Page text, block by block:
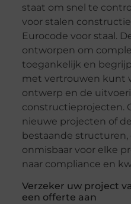
staat om snel te
voor stalen
Eurocode voor staal.
ontworpen om
toegankelijk en
met vertrouwen kunt
ontwerp en de
constructieprojecten.
nieuwe projecten of
bestaande structuren,
onmisbaar voor elke
naar compliance en
Verzeker uw project
een offerte aan